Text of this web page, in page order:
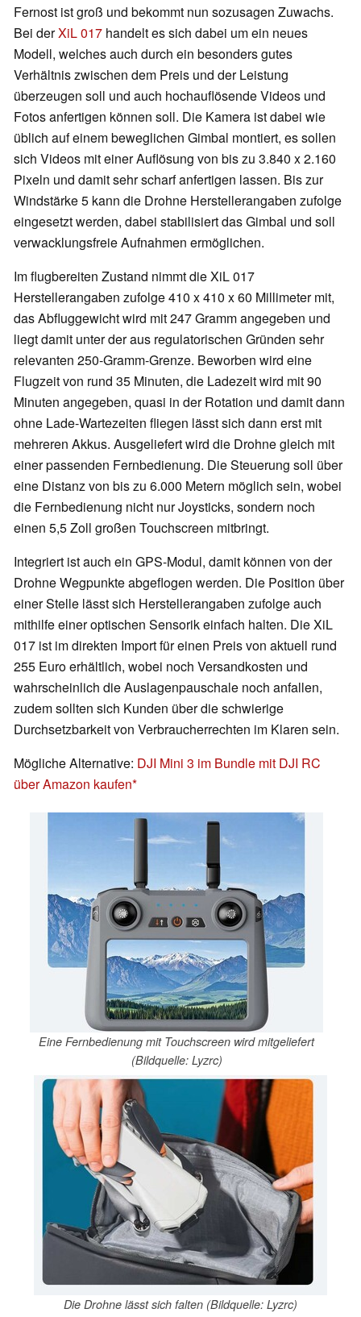
Fernost ist groß und bekommt nun sozusagen Zuwachs.
Bei derXiL 017 handelt es sich dabei um ein neues
Modell, welches auch durch ein besonders gutes
Verhältnis zwischen dem Preis und der Leistung
überzeugen soll und auch hochauflösende Videos und
Fotos anfertigen können soll. Die Kamera ist dabei wie
üblich auf einem beweglichen Gimbal montiert, es sollen
sich Videos mit einer Auflösung von bis zu 3.840 x 2.160
Pixeln und damit sehr scharf anfertigen lassen. Bis zur
Windstärke 5 kann die Drohne Herstellerangaben zufolge
eingesetzt werden, dabei stabilisiert das Gimbal und soll
verwacklungsfreie Aufnahmen ermöglichen.
Im flugbereiten Zustand nimmt die XiL 017
Herstellerangaben zufolge 410 x 410 x 60 Millimeter mit,
das Abfluggewicht wird mit 247 Gramm angegeben und
liegt damit unter der aus regulatorischen Gründen sehr
relevanten 250-Gramm-Grenze. Beworben wird eine
Flugzeit von rund 35 Minuten, die Ladezeit wird mit 90
Minuten angegeben, quasi in der Rotation und damit dann
ohne Lade-Wartezeiten fliegen lässt sich dann erst mit
mehreren Akkus. Ausgeliefert wird die Drohne gleich mit
einer passenden Fernbedienung. Die Steuerung soll über
eine Distanz von bis zu 6.000 Metern möglich sein, wobei
die Fernbedienung nicht nur Joysticks, sondern noch
einen 5,5 Zoll großen Touchscreen mitbringt.
Integriert ist auch ein GPS-Modul, damit können von der
Drohne Wegpunkte abgeflogen werden. Die Position über
einer Stelle lässt sich Herstellerangaben zufolge auch
mithilfe einer optischen Sensorik einfach halten. Die XiL
017 ist im direkten Import für einen Preis von aktuell rund
255 Euro erhältlich, wobei noch Versandkosten und
wahrscheinlich die Auslagenpauschale noch anfallen,
zudem sollten sich Kunden über die schwierige
Durchsetzbarkeit von Verbraucherrechten im Klaren sein.
Mögliche Alternative: DJI Mini 3 im Bundle mit DJI RC
über Amazon kaufen
Eine Fernbedienung mit Touchscreen wird mitgeliefert
(Bildquelle: Lyzrc)
Die Drohne lässt sich falten (Bildquelle: Lyzrc)